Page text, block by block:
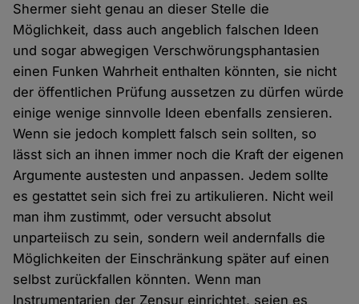
Shermer sieht genau an dieser Stelle die
Möglichkeit, dass auch angeblich falschen Ideen
und sogar abwegigen Verschwörungsphantasien
einen Funken Wahrheit enthalten könnten, sie nicht
der öffentlichen Prüfung aussetzen zu dürfen würde
einige wenige sinnvolle Ideen ebenfalls zensieren.
Wenn sie jedoch komplett falsch sein sollten, so
lässt sich an ihnen immer noch die Kraft der eigenen
Argumente austesten und anpassen. Jedem sollte
es gestattet sein sich frei zu artikulieren. Nicht weil
man ihm zustimmt, oder versucht absolut
unparteiisch zu sein, sondern weil andernfalls die
Möglichkeiten der Einschränkung später auf einen
selbst zurückfallen könnten. Wenn man
Instrumentarien der Zensur einrichtet, seien es